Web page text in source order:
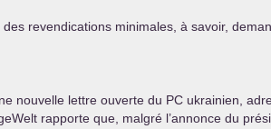
revendications minimales, à savoir,
nouvelle lettre ouverte du PC ukrainien,
rapporte que, malgré l’annonce du